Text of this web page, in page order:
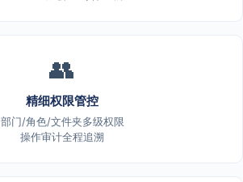
👥
精细权限管控
部门/角色/文件夹多级权限
操作审计全程追溯